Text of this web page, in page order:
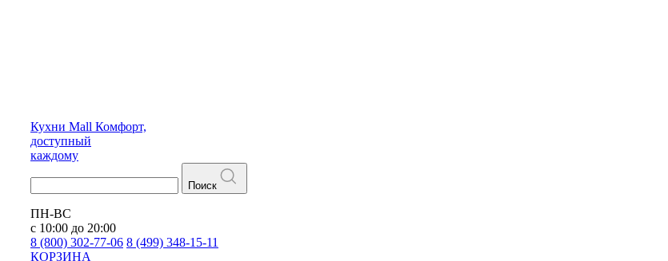
Кухни Mall Комфорт,
доступный
каждому
Поиск
ПН-ВС
с 10:00 до 20:00
8 (800) 302-77-06 8 (499) 348-15-11
КОРЗИНА